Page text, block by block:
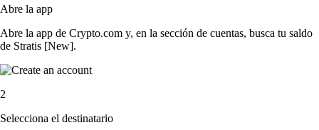
Abre la app
Abre la app de Crypto.com y, en la sección de cuentas, busca tu saldo
de Stratis [New].
2
Selecciona el destinatario